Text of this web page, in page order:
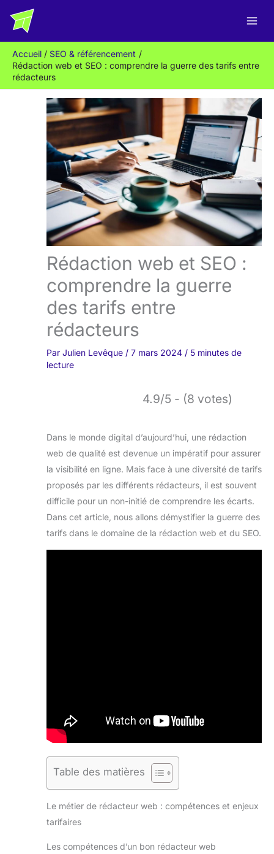
Accueil
SEO & référencement
Rédaction web et SEO : comprendre la guerre des tarifs entre
rédacteurs
Rédaction web et SEO :
comprendre la guerre
des tarifs entre
rédacteurs
Par Julien Levêque / 7 mars 2024 / 5 minutes de
lecture
4.9/5 - (8 votes)
Dans le monde digital d’aujourd’hui, une rédaction
web de qualité est devenue un impératif pour assurer
la visibilité en ligne. Mais face à une diversité de tarifs
proposés par les différents rédacteurs, il est souvent
difficile pour un non-initié de comprendre les écarts.
Dans cet article, nous allons démystifier la guerre des
tarifs dans le domaine de la rédaction web et du SEO.
Table des matières
Le métier de rédacteur web : compétences et enjeux
tarifaires
Les compétences d’un bon rédacteur web
e
c
h
e